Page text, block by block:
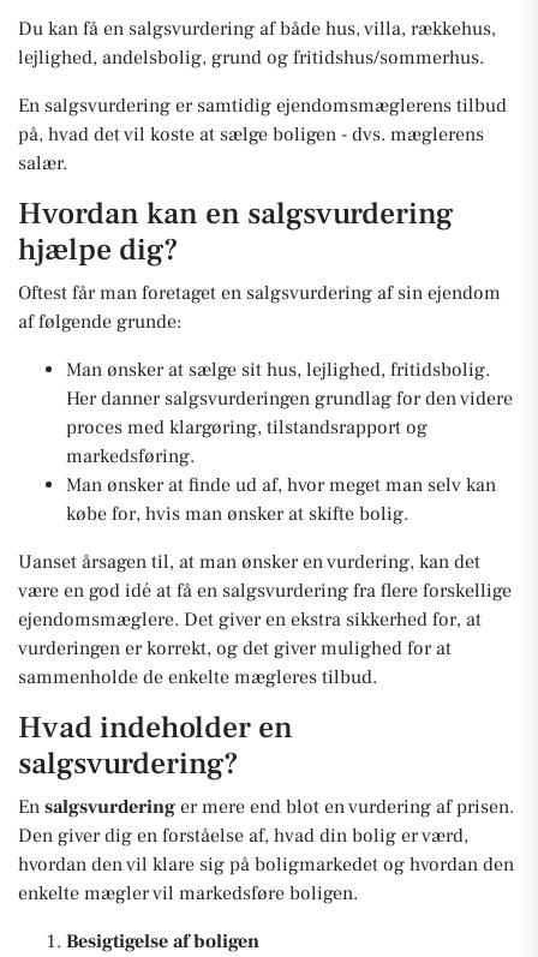
Du kan få en salgsvurdering af både hus, villa, rækkehus,
lejlighed, andelsbolig, grund og fritidshus/sommerhus.
En salgsvurdering er samtidig ejendomsmæglerens tilbud
på, hvad det vil koste at sælge boligen - dvs. mæglerens
salær.
Hvordan kan en salgsvurdering
hjælpe dig?
Oftest får man foretaget en salgsvurdering af sin ejendom
af følgende grunde:
Man ønsker at sælge sit hus, lejlighed, fritidsbolig.
Her danner salgsvurderingen grundlag for den videre
proces med klargøring, tilstandsrapport og
markedsføring.
Man ønsker at finde ud af, hvor meget man selv kan
købe for, hvis man ønsker at skifte bolig.
Uanset årsagen til, at man ønsker en vurdering, kan det
være en god idé at få en salgsvurdering fra flere forskellige
ejendomsmæglere. Det giver en ekstra sikkerhed for, at
vurderingen er korrekt, og det giver mulighed for at
sammenholde de enkelte mægleres tilbud.
Hvad indeholder en
salgsvurdering?
En salgsvurdering er mere end blot en vurdering af prisen.
Den giver dig en forståelse af, hvad din bolig er værd,
hvordan den vil klare sig på boligmarkedet og hvordan den
enkelte mægler vil markedsføre boligen.
Besigtigelse af boligen